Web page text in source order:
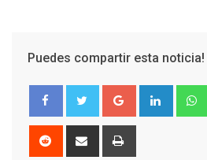
Puedes compartir esta noticia!
Google+ LinkedIn
Reddit
Share